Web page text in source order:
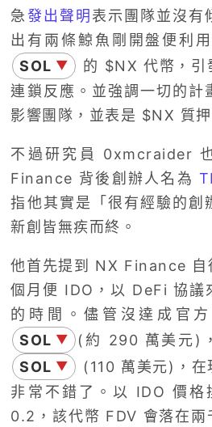
急發出聲明 表示團隊並沒有
出有兩條鯨魚剛開盤便利
SOL ▼
的 $NX 代幣，引
連鎖反應。並強調一切的計
影響團隊，並表是 $NX 質
不過研究員 0xmcraider
Finance 背後創辦人名為
指他其實是「很有經驗的創
新創皆無疾而終。
他首先提到 NX Finance 自
個月便 IDO，以 DeFi 協議
的時間。儘管沒達成官
SOL ▼
(約 290 萬美元)
SOL ▼
(110 萬美元)，在
非常不錯了。以 IDO 價
0.2，該代幣 FDV 會落在兩